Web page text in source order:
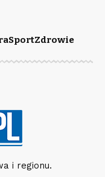
SportZdrowie
i regionu.